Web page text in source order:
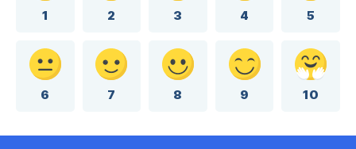
1 2 3 4 5
6 7 8 9 10